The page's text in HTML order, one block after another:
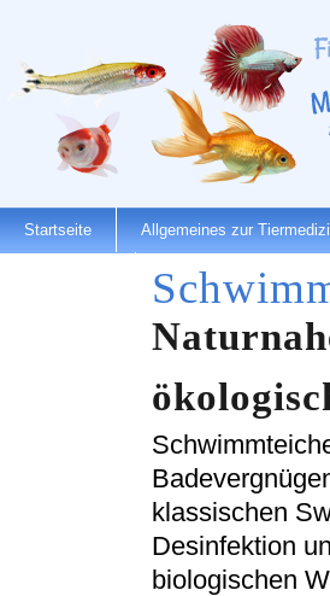
Startseite Allgemeines zur
klassischen
Desinfektion
biologischen